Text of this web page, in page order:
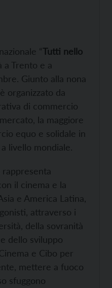
“Tutti nello
a Trento e a
Giunto alla nona
organizzato da
di commercio
la maggiore
equo e solidale in
livello mondiale.
il cinema e la
e America Latina,
attraverso i
della sovranità
dello sviluppo
e Cibo per
mettere a fuoco
sfuggono